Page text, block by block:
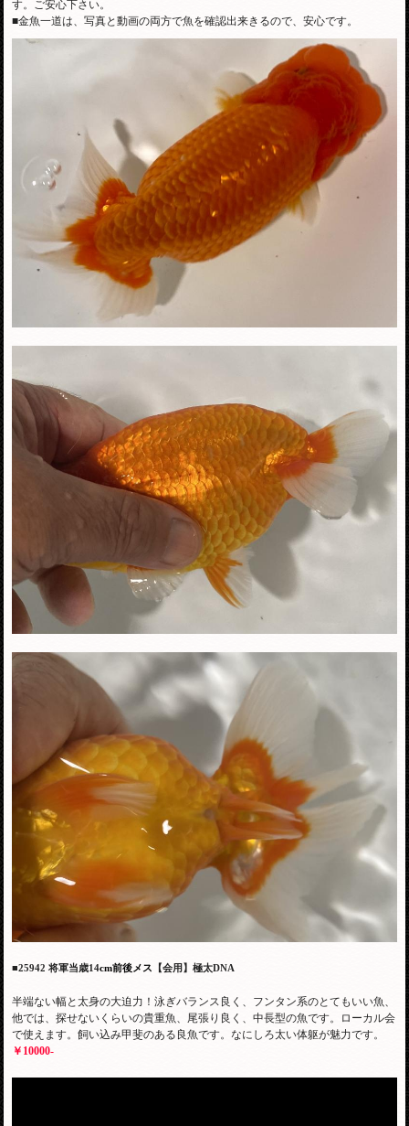
す。ご安心下さい。
■金魚一道は、写真と動画の両方で魚を確認出来きるので、安心です。
■25942 将軍当歳14cm前後メス 【会用】極太DNA
半端ない幅と太身の大迫力！泳ぎバランス良く、フンタン系のとてもいい魚、
他では、探せないくらいの貴重魚、尾張り良く、中長型の魚です。ローカル会
で使えます。飼い込み甲斐のある良魚です。なにしろ太い体躯が魅力です。
￥10000-